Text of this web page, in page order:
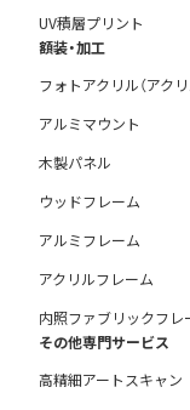
UV積層プリント
額装・加工
フォトアクリル（アク
アルミマウント
木製パネル
ウッドフレーム
アルミフレーム
アクリルフレーム
内照ファブリックフレ
その他専門サービス
高精細アートスキャン